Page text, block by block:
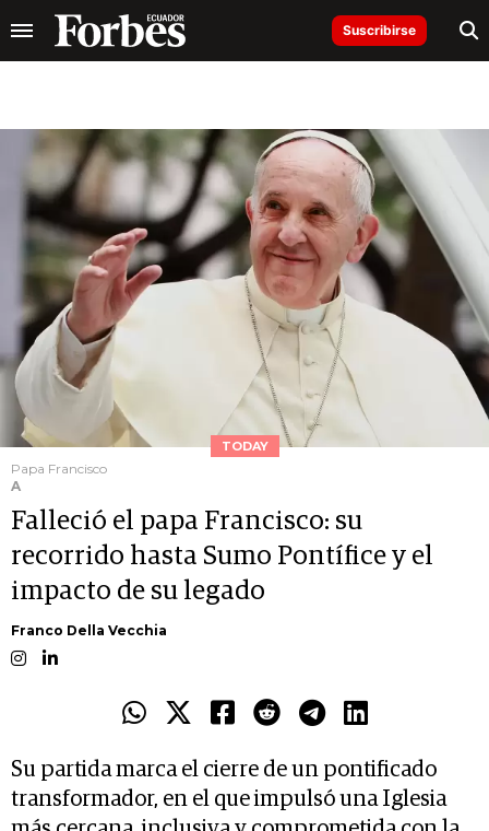
Suscribirse
TODAY
Papa Francisco
A
Falleció el papa Francisco: su
recorrido hasta Sumo Pontífice y el
impacto de su legado
Franco Della Vecchia
Su partida marca el cierre de un pontificado
transformador, en el que impulsó una Iglesia